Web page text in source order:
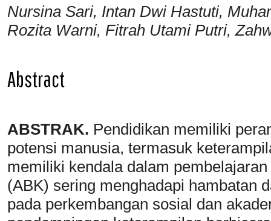
Nursina Sari, Intan Dwi Hastuti,
Rozita Warni, Fitrah Utami Putri,
Abstract
ABSTRAK. Pendidikan memiliki
potensi manusia, termasuk
memiliki kendala dalam
(ABK) sering menghadapi hambatan
pada perkembangan sosial dan